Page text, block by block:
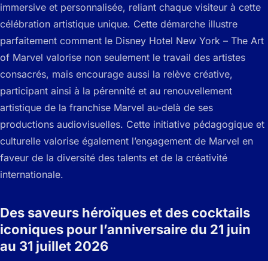
immersive et personnalisée, reliant chaque visiteur à cette
célébration artistique unique. Cette démarche illustre
parfaitement comment le Disney Hotel New York – The Art
of Marvel valorise non seulement le travail des artistes
consacrés, mais encourage aussi la relève créative,
participant ainsi à la pérennité et au renouvellement
artistique de la franchise Marvel au-delà de ses
productions audiovisuelles. Cette initiative pédagogique et
culturelle valorise également l’engagement de Marvel en
faveur de la diversité des talents et de la créativité
internationale.
Des saveurs héroïques et des cocktails
iconiques pour l’anniversaire du 21 juin
au 31 juillet 2026